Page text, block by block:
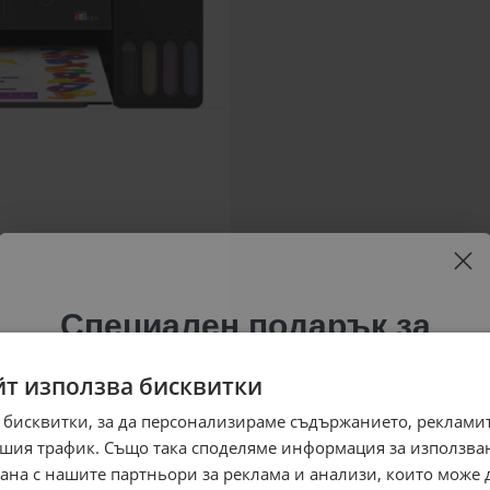
използва бисквитки
за да персонализираме съдържанието,
трафик. Също така споделяме информация за
с нашите партньори за реклама и анализи, които може
Специален подарък за
специални предложения само за теб като
въведеш само email адрес и получи отстъпка от
първата ти поръчка.